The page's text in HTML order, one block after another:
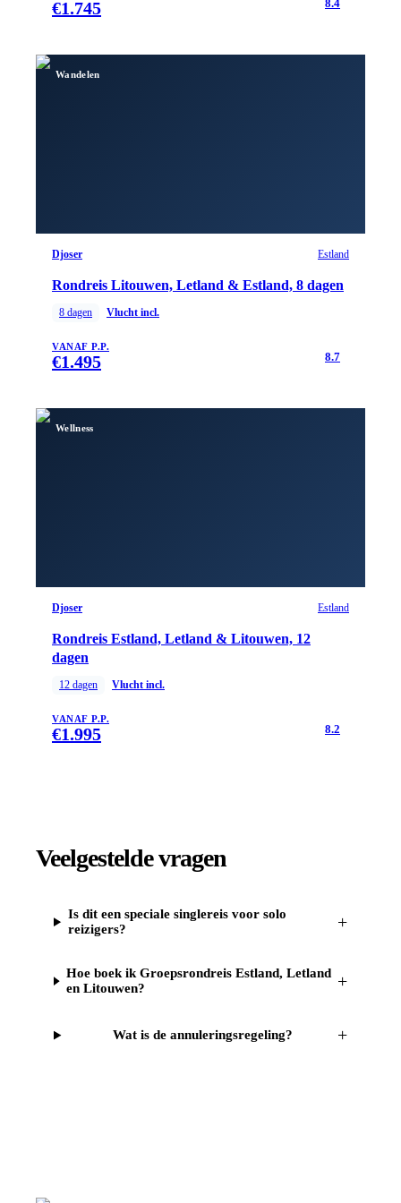
€1.745 8.4
Wandelen
Djoser Estland
Rondreis Litouwen, Letland & Estland, 8 dagen
8 dagen Vlucht incl.
VANAF P.P.
€1.495 8.7
Wellness
Djoser Estland
Rondreis Estland, Letland & Litouwen, 12
dagen
12 dagen Vlucht incl.
VANAF P.P.
€1.995 8.2
Veelgestelde vragen
Is dit een speciale singlereis voor solo
reizigers?
+
Hoe boek ik Groepsrondreis Estland, Letland
en Litouwen?
+
Wat is de annuleringsregeling? +